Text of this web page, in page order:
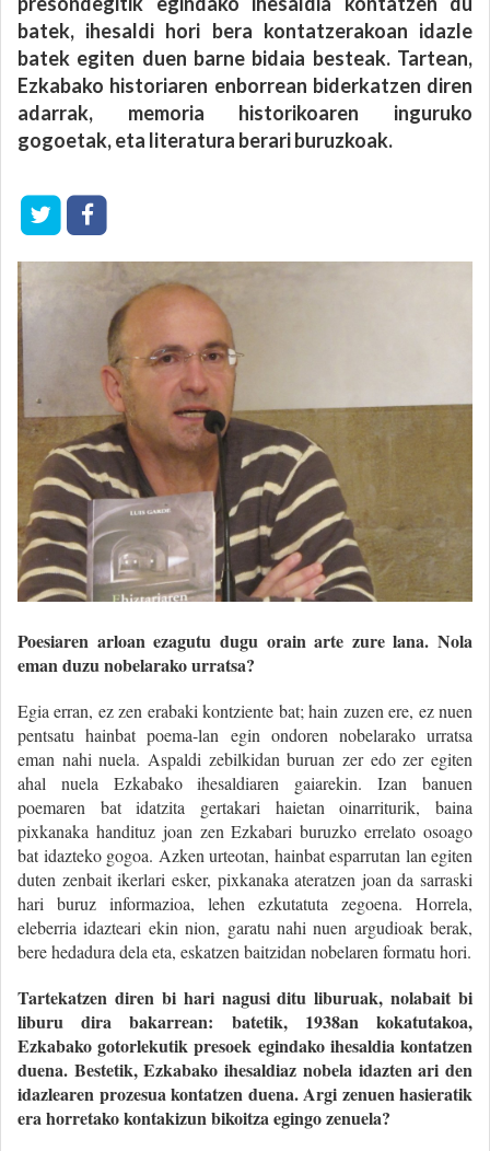
batek, ihesaldi hori bera kontatzerakoan idazle
batek egiten duen barne bidaia besteak. Tartean,
Ezkabako historiaren enborrean biderkatzen diren
adarrak, memoria historikoaren inguruko
gogoetak, eta literatura berari buruzkoak.
Poesiaren arloan ezagutu dugu orain arte zure lana. Nola
eman duzu nobelarako urratsa?
Egia erran, ez zen erabaki kontziente bat; hain zuzen ere, ez nuen
pentsatu hainbat poema-lan egin ondoren nobelarako urratsa
eman nahi nuela. Aspaldi zebilkidan buruan zer edo zer egiten
ahal nuela Ezkabako ihesaldiaren gaiarekin. Izan banuen
poemaren bat idatzita gertakari haietan oinarriturik, baina
pixkanaka handituz joan zen Ezkabari buruzko errelato osoago
bat idazteko gogoa. Azken urteotan, hainbat esparrutan lan egiten
duten zenbait ikerlari esker, pixkanaka ateratzen joan da sarraski
hari buruz informazioa, lehen ezkutatuta zegoena. Horrela,
eleberria idazteari ekin nion, garatu nahi nuen argudioak berak,
bere hedadura dela eta, eskatzen baitzidan nobelaren formatu hori.
Tartekatzen diren bi hari nagusi ditu liburuak, nolabait bi
liburu dira bakarrean: batetik, 1938an kokatutakoa,
Ezkabako gotorlekutik presoek egindako ihesaldia kontatzen
duena. Bestetik, Ezkabako ihesaldiaz nobela idazten ari den
idazlearen prozesua kontatzen duena. Argi zenuen hasieratik
era horretako kontakizun bikoitza egingo zenuela?